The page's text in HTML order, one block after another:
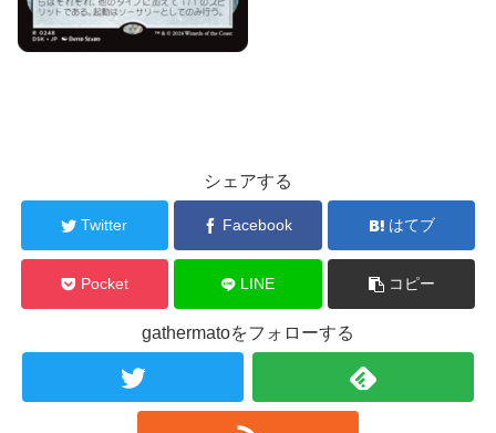
シェアする
Twitter Facebook はてブ
Pocket LINE コピー
gathermatoをフォローする